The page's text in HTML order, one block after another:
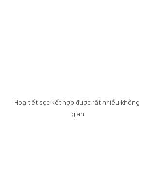
Hoạ tiết sọc kết hợp được rất nhiều không
gian